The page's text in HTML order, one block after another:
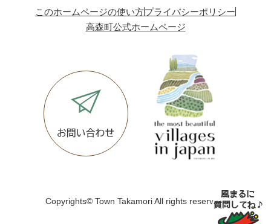
このホームページの使い方プライバシーポリシー
高森町公式ホームページ
Copyrights© Town Takamori All rights reserved.